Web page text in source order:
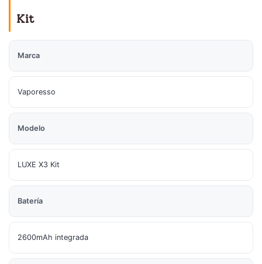
Kit
Marca
Vaporesso
Modelo
LUXE X3 Kit
Batería
2600mAh integrada